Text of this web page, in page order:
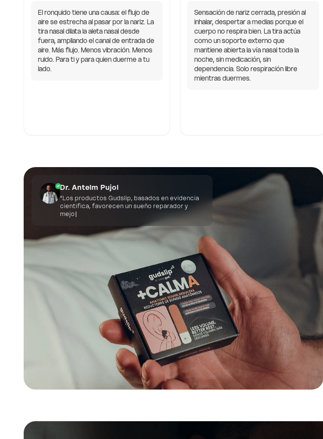
El ronquido tiene una causa: el flujo de
aire se estrecha al pasar por la nariz. La
tira nasal dilata la aleta nasal desde
fuera, ampliando el canal de entrada de
aire. Más flujo. Menos vibración. Menos
ruido. Para ti y para quien duerme a tu
lado.
Sensación de nariz cerrada, presión al
inhalar, despertar a medias porque el
cuerpo no respira bien. La tira actúa
como un soporte externo que
mantiene abierta la vía nasal toda la
noche, sin medicación, sin
dependencia. Solo respiración libre
mientras duermes.
Dr. Antelm Pujol
“Los productos Gudslip, basados en evidencia
científica, favorecen un sueño reparador y
mejoran el rendimiento cognitivo y físico.”